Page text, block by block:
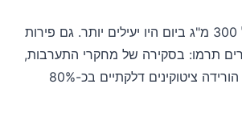
נמצא שמינונים מעל 300 מ"ג ביום היו יעילים יותר. גם פירות
תרמו: בסקירה של מחקרי התערבות,
צריכת פירות וירקות הורידה ציטוקינים דלקתיים בכ-80%